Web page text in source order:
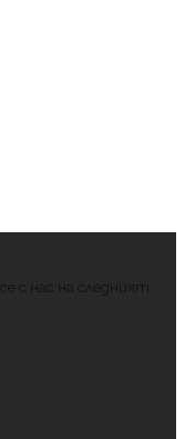
с нас на следният